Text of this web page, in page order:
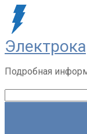
Перейти
контенту
Подробная